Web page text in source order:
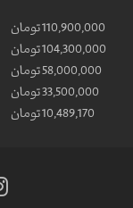
110,900,000 تومان
104,300,000 تومان
58,000,000 تومان
33,500,000 تومان
10,489,170 تومان